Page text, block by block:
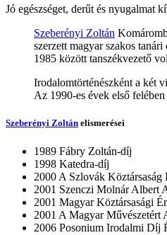
Jó egészséget, derűt és nyugalmat
Szeberényi Zoltán
szerzett magyar szakos
1985 között tanszékvezető
Irodalomtörténészként a két
Az 1990-es évek első
Szeberényi Zoltán elismerései
1989 Fábry Zoltán-díj
1998 Katedra-díj
2000 A Szlovák Köztársaság
2001 Szenczi Molnár Albert
2001 Magyar Köztársasági
2001 A Magyar Művészetért
2006 Posonium Irodalmi Díj